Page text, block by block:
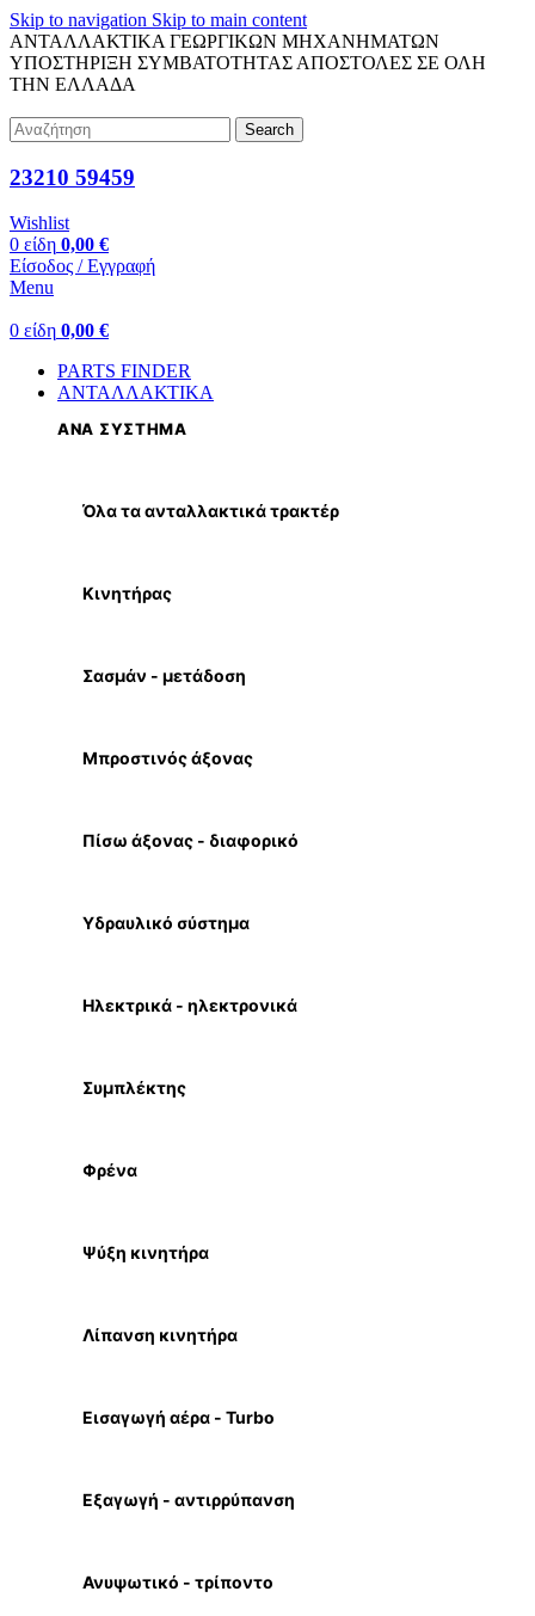
Skip to navigation Skip to main content
ΑΝΤΑΛΛΑΚΤΙΚΑ ΓΕΩΡΓΙΚΩΝ ΜΗΧΑΝΗΜΑΤΩΝ
ΥΠΟΣΤΗΡΙΞΗ ΣΥΜΒΑΤΟΤΗΤΑΣ ΑΠΟΣΤΟΛΕΣ ΣΕ ΟΛΗ
ΤΗΝ ΕΛΛΑΔΑ
Search
23210 59459
Wishlist
0 είδη 0,00 €
Είσοδος / Εγγραφή
Menu
0 είδη 0,00 €
PARTS FINDER
ΑΝΤΑΛΛΑΚΤΙΚΑ
ΑΝΑ ΣΥΣΤΗΜΑ
Όλα τα ανταλλακτικά τρακτέρ
Κινητήρας
Σασμάν - μετάδοση
Μπροστινός άξονας
Πίσω άξονας - διαφορικό
Υδραυλικό σύστημα
Ηλεκτρικά - ηλεκτρονικά
Συμπλέκτης
Φρένα
Ψύξη κινητήρα
Λίπανση κινητήρα
Εισαγωγή αέρα - Turbo
Εξαγωγή - αντιρρύπανση
Ανυψωτικό - τρίποντο